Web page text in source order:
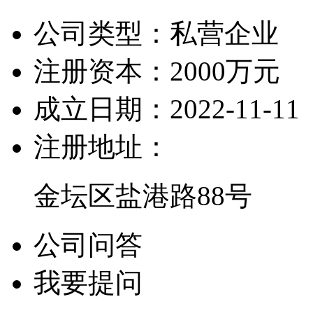
公司类型： 私营企业
注册资本： 2000万元
成立日期： 2022-11-11
注册地址：
金坛区盐港路88号
公司问答
我要提问